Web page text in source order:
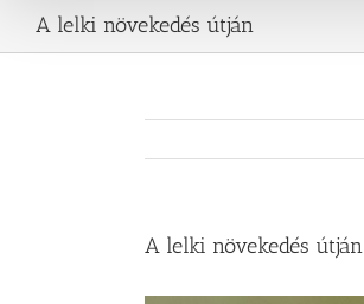
A lelki növekedés útján
A lelki növekedés útján